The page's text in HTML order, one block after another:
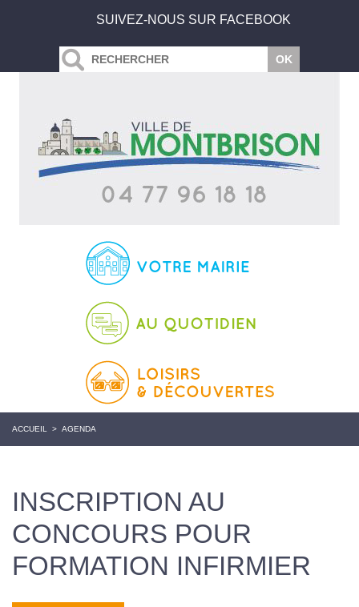
SUIVEZ-NOUS SUR FACEBOOK
ACCUEIL > AGENDA
INSCRIPTION AU
CONCOURS POUR
FORMATION INFIRMIER